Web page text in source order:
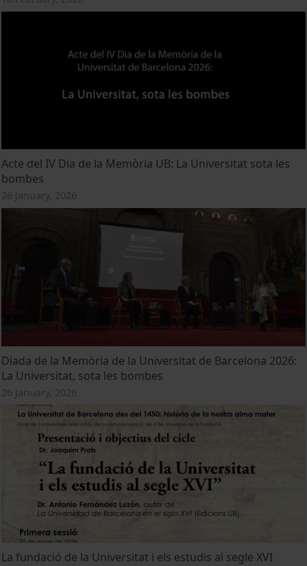
Acte del IV Dia de la Memòria UB: La Universitat sota les
bombes
26 January, 2026
Diada de la Memòria de la Universitat de Barcelona 2026:
La Universitat, sota les bombes
26 January, 2026
La fundació de la Universitat i els estudis al segle XVI